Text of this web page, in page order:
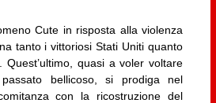
Cute in risposta alla violenza
tanto i vittoriosi Stati Uniti quanto
Quest’ultimo, quasi a voler voltare
bellicoso, si prodiga nel
con la ricostruzione del